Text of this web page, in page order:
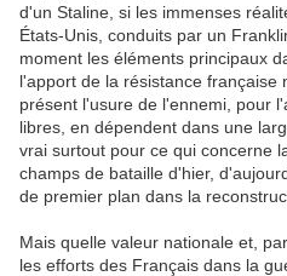
d'un Staline, si les immenses
États-Unis, conduits par un
moment les éléments principaux
l'apport de la résistance française
présent l'usure de l'ennemi, pour
libres, en dépendent dans une
vrai surtout pour ce qui concerne
champs de bataille d'hier,
de premier plan dans la
Mais quelle valeur nationale et,
les efforts des Français dans la